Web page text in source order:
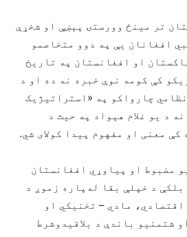
تر مینځ وورستۍ پېښې او شخړې
افغانان یې په دوو متخاصمو
او افغانستان په تاریخ
کې کومه نوې خبره نه ده او د
چارواکو په «استراتیژیک
د یو غلام هېواد په حیث د
کې معنی او مفهوم پیدا کولای شي.
مضبوط او پیاوړي افغانستان
د خپلې بقا له‌پاره زموږ د
مادي – تخنیکي او
شتمنيو باندې د بلاقیدوشرط